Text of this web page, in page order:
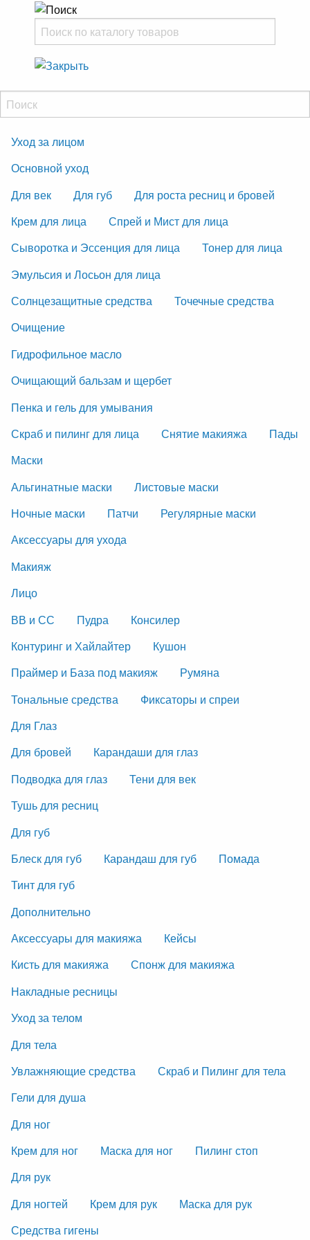
Уход за лицом
Основной уход
Для век
Для губ
Для роста ресниц и бровей
Крем для лица
Спрей и Мист для лица
Сыворотка и Эссенция для лица
Тонер для лица
Эмульсия и Лосьон для лица
Солнцезащитные средства
Точечные средства
Очищение
Гидрофильное масло
Очищающий бальзам и щербет
Пенка и гель для умывания
Скраб и пилинг для лица
Снятие макияжа
Пады
Маски
Альгинатные маски
Листовые маски
Ночные маски
Патчи
Регулярные маски
Аксессуары для ухода
Макияж
Лицо
ВВ и СС
Пудра
Консилер
Контуринг и Хайлайтер
Кушон
Праймер и База под макияж
Румяна
Тональные средства
Фиксаторы и спреи
Для Глаз
Для бровей
Карандаши для глаз
Подводка для глаз
Тени для век
Тушь для ресниц
Для губ
Блеск для губ
Карандаш для губ
Помада
Тинт для губ
Дополнительно
Аксессуары для макияжа
Кейсы
Кисть для макияжа
Спонж для макияжа
Накладные ресницы
Уход за телом
Для тела
Увлажняющие средства
Скраб и Пилинг для тела
Гели для душа
Для ног
Крем для ног
Маска для ног
Пилинг стоп
Для рук
Для ногтей
Крем для рук
Маска для рук
Средства гигены